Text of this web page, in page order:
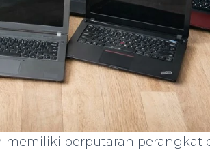
memiliki perputaran perangkat